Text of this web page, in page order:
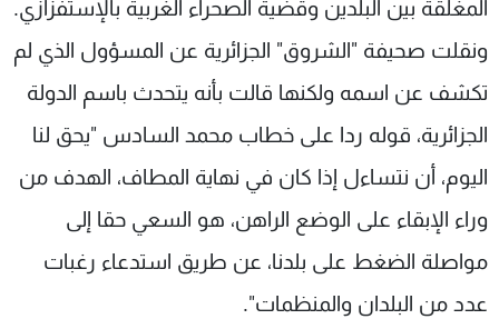
المغلقة بين البلدين وقضية الصحراء الغربية بالإستفزازي.
ونقلت صحيفة "الشروق" الجزائرية عن المسؤول الذي لم
تكشف عن اسمه ولكنها قالت بأنه يتحدث باسم الدولة
الجزائرية، قوله ردا على خطاب محمد السادس "يحق لنا
اليوم، أن نتساءل إذا كان في نهاية المطاف، الهدف من
وراء الإبقاء على الوضع الراهن، هو السعي حقا إلى
مواصلة الضغط على بلدنا، عن طريق استدعاء رغبات
عدد من البلدان والمنظمات".